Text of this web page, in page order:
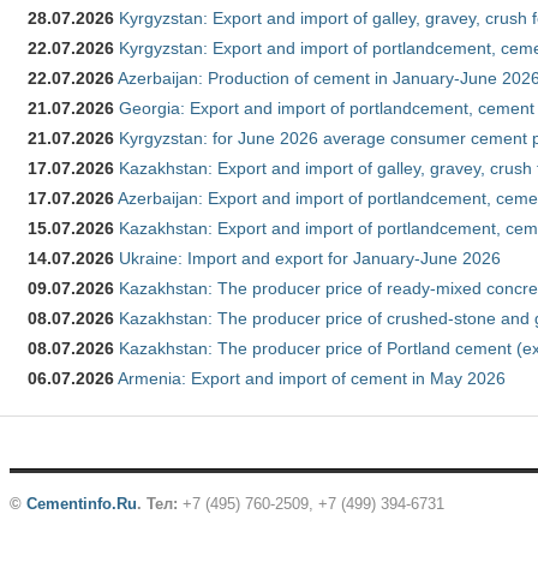
28.07.2026 Kyrgyzstan: Export and import of galley, gravey,
22.07.2026 Kyrgyzstan: Export and import of portlandcement,
22.07.2026Azerbaijan: Production of cement in January-June
21.07.2026 Georgia: Export and import of portlandcement,
21.07.2026 Kyrgyzstan: for June 2026 average consumer cement
17.07.2026 Kazakhstan: Export and import of galley, gravey,
17.07.2026Azerbaijan: Export and import of portlandcement,
15.07.2026 Kazakhstan: Export and import of portlandcement,
14.07.2026 Ukraine: Import and export for January-June 2026
09.07.2026 Kazakhstan: The producer price of ready-mixed
08.07.2026 Kazakhstan: The producer price of crushed-stone and
08.07.2026 Kazakhstan: The producer price of Portland cement
06.07.2026Armenia: Export and import of cement in May 2026
© Cementinfo.Ru. Тел: +7 (495) 760-2509, +7 (499) 394-6731